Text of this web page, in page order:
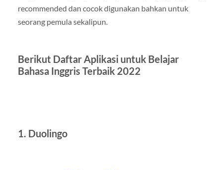
recommended dan cocok digunakan bahkan untuk
seorang pemula sekalipun.
Berikut Daftar Aplikasi untuk Belajar
Bahasa Inggris Terbaik 2022
1. Duolingo